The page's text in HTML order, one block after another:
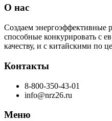
О нас
Создаем энергоэффективные
способные конкурировать с
качеству, и с китайскими по
Контакты
8-800-350-43-01
info@nrz26.ru
Меню